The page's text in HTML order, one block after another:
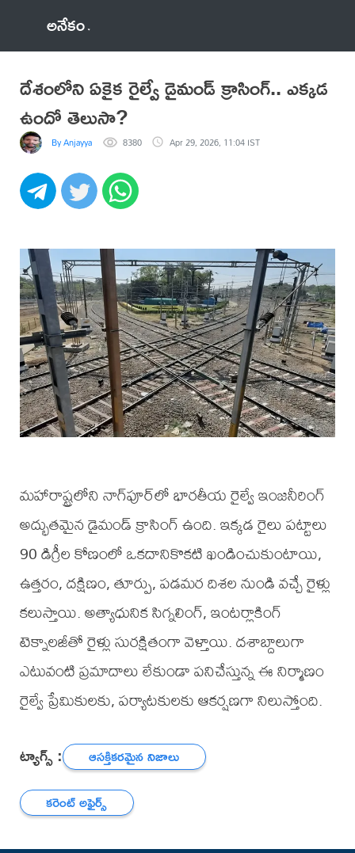
అనేకం
దేశంలోని ఏకైక రైల్వే డైమండ్ క్రాసింగ్.. ఎక్కడ
ఉందో తెలుసా?
By Anjayya 8380 Apr 29, 2026, 11:04 IST
మహారాష్ట్రలోని నాగ్‌పూర్‌లో భారతీయ రైల్వే ఇంజనీరింగ్
అద్భుతమైన డైమండ్ క్రాసింగ్ ఉంది. ఇక్కడ రైలు పట్టాలు
90 డిగ్రీల కోణంలో ఒకదానికొకటి ఖండించుకుంటాయి,
ఉత్తరం, దక్షిణం, తూర్పు, పడమర దిశల నుండి వచ్చే రైళ్లు
కలుస్తాయి. అత్యాధునిక సిగ్నలింగ్, ఇంటర్లాకింగ్
టెక్నాలజీతో రైళ్లు సురక్షితంగా వెళ్తాయి. దశాబ్దాలుగా
ఎటువంటి ప్రమాదాలు లేకుండా పనిచేస్తున్న ఈ నిర్మాణం
రైల్వే ప్రేమికులకు, పర్యాటకులకు ఆకర్షణగా నిలుస్తోంది.
ట్యాగ్స్ :
ఆసక్తికరమైన నిజాలు
కరెంట్ అఫైర్స్